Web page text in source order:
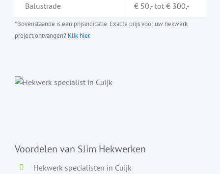
Balustrade € 50,- tot € 300,-
*Bovenstaande is een prijsindicatie. Exacte prijs voor uw hekwerk
project ontvangen? Klik hier.
Voordelen van Slim Hekwerken
Hekwerk specialisten in Cuijk